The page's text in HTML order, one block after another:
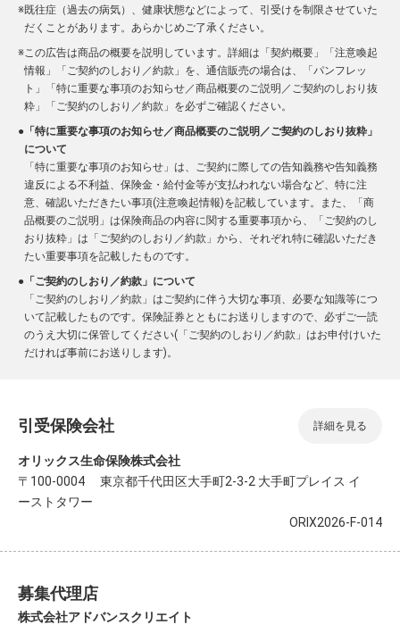
※既往症（過去の病気）、健康状態などによって、引受けを制限させていた
だくことがあります。あらかじめご了承ください。
※この広告は商品の概要を説明しています。詳細は「契約概要」「注意喚起
情報」「ご契約のしおり／約款」を、通信販売の場合は、「パンフレッ
ト」「特に重要な事項のお知らせ／商品概要のご説明／ご契約のしおり抜
粋」「ご契約のしおり／約款」を必ずご確認ください。
● 「特に重要な事項のお知らせ／商品概要のご説明／ご契約のしおり抜粋」
について
「特に重要な事項のお知らせ」は、ご契約に際しての告知義務や告知義務
違反による不利益、保険金・給付金等が支払われない場合など、特に注
意、確認いただきたい事項(注意喚起情報)を記載しています。また、「商
品概要のご説明」は保険商品の内容に関する重要事項から、「ご契約のし
おり抜粋」は「ご契約のしおり／約款」から、それぞれ特に確認いただき
たい重要事項を記載したものです。
● 「ご契約のしおり／約款」について
「ご契約のしおり／約款」はご契約に伴う大切な事項、必要な知識等につ
いて記載したものです。保険証券とともにお送りしますので、必ずご一読
のうえ大切に保管してください(「ご契約のしおり／約款」はお申付けいた
だければ事前にお送りします)。
引受保険会社 詳細を見る
オリックス生命保険株式会社
〒100-0004 東京都千代田区大手町2-3-2 大手町プレイス イ
ーストタワー
ORIX2026-F-014
募集代理店
株式会社アドバンスクリエイト